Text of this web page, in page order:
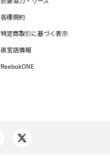
各種規約
特定商取引に基づく表示
直営店情報
ReebokONE